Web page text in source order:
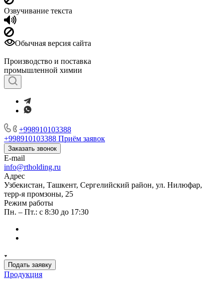
Озвучивание текста
Обычная версия сайта
Производство и поставка
промышленной химии
+998910103388
+998910103388 Приём заявок
Заказать звонок
E-mail
info@rtholding.ru
Адрес
Узбекистан, Ташкент, Сергелийский район, ул. Нилюфар,
терр-я промзоны, 25
Режим работы
Пн. – Пт.: с 8:30 до 17:30
Подать заявку
Продукция